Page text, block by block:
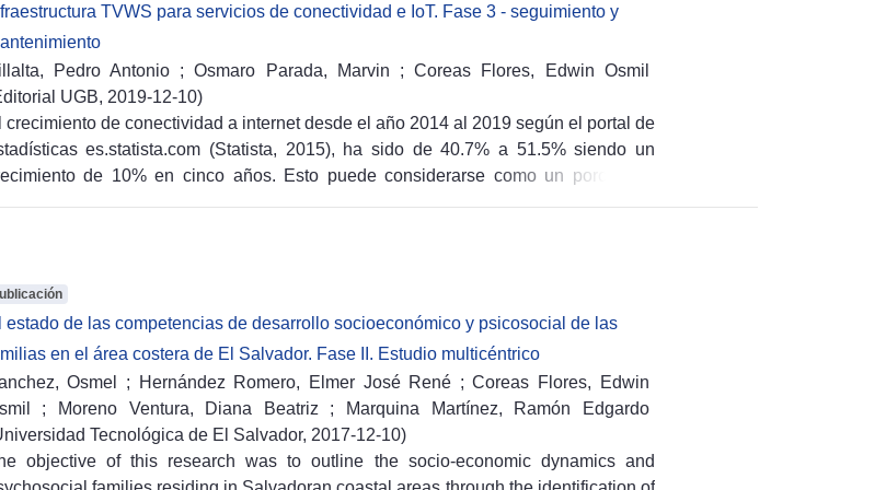
cuantitativamente las estrategias implementadas por las MYPE para
ingresos y reducir costos en la nueva normalidad, con el objetivo de
los resultados con entidades relevantes y proporcionar buenas prácticas para
MYPE.
TVWS para servicios de conectividad e IoT. Fase 3 - seguimiento y
Pedro Antonio ;Osmaro Parada, Marvin ;Coreas Flores, Edwin Osmil
UGB, 2019-12-10)
crecimiento de conectividad a internet desde el año 2014 al 2019 según el portal de
es.statista.com (Statista, 2015), ha sido de 40.7% a 51.5% siendo un
de 10% en cinco años. Esto puede considerarse como un porcentaje
mejorar la conectividad por medio de las radiocomunicaciones. Los desarrollos
recientes han abierto la posibilidad de compartir el espectro, lo que
que las redes comunitarias en zonas rurales poco o nada atendidas utilicen
espectro libre ya otorgado bajo licencia en forma secundaria (Internet Society,
Un ejemplo es TV White Space, que consiste en el uso del espectro “no
en las bandas de televisión (conocido como espacios blancos o TVWS por
estado de las competencias de desarrollo socioeconómico y psicosocial de las
en el área costera de El Salvador. Fase II. Estudio multicéntrico
Osmel
; Hernández Romero, Elmer José René ;Coreas Flores, Edwin
; Moreno Ventura, Diana Beatriz ;
Marquina Martínez, Ramón Edgardo
Tecnológica de El Salvador, 2017-12-10)
objective of this research was to outline the socio-economic dynamics and